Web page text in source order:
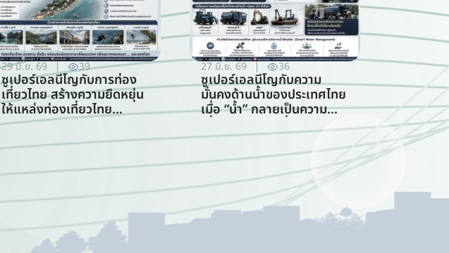
29 มิ.ย. 69 39
ซูเปอร์เอลนีโญกับการท่อง
เที่ยวไทย สร้างความยืดหยุ่น
ให้แหล่งท่องเที่ยวไทย
ท่ามกลางความท้าทายจาก
สภาพภูมิอากาศ (สาขาการ
ท่องเที่ยว)
27 มิ.ย. 69 36
ซูเปอร์เอลนีโญกับความ
มั่นคงด้านน้ำของประเทศไทย
เมื่อ “น้ำ” กลายเป็นความ
เสี่ยงอันดับแรกที่ทุกภาคส่วน
ต้องร่วมรับมือ (การจัดการ
ทรัพยากรน้ำ)